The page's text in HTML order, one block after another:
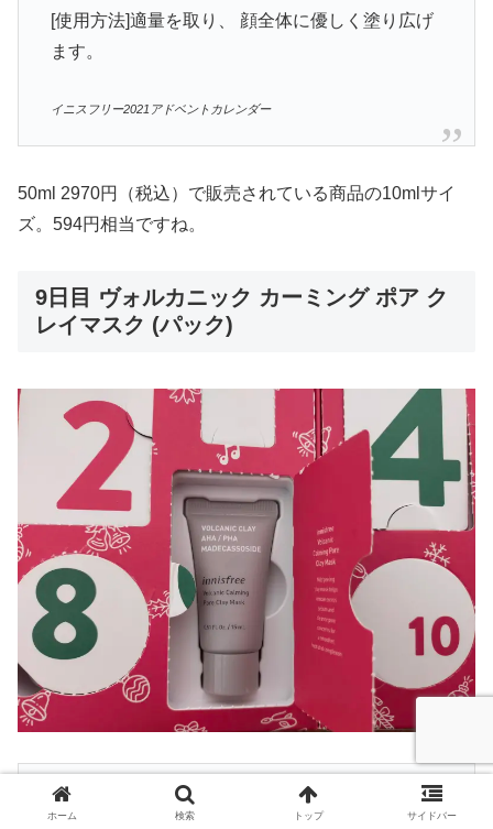
[使用方法]適量を取り、 顔全体に優しく塗り広げ
ます。
イニスフリー2021アドベントカレンダー
50ml 2970円（税込）で販売されている商品の10mlサイ
ズ。594円相当ですね。
9日目 ヴォルカニック カーミング ポア ク
レイマスク (パック)
皮脂吸着成分ヴォルカニックスフィアが毛穴の汚
ホーム 検索 トップ サイドバー